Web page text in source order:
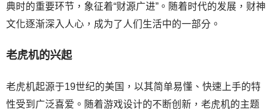
典时的重要环节，象征着“财源广进”。随着时代的发展，财神
文化逐渐深入人心，成为了人们生活中的一部分。
老虎机的兴起
老虎机起源于19世纪的美国，以其简单易懂、快速上手的特
性受到广泛喜爱。随着游戏设计的不断创新，老虎机的主题